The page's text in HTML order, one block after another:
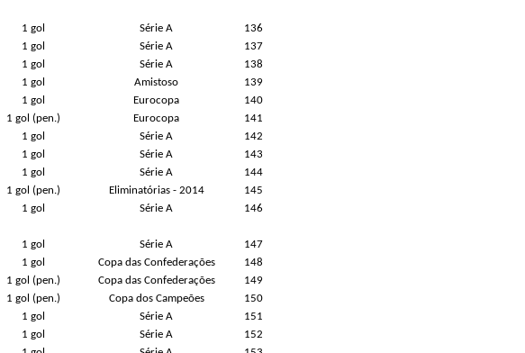
1 gol
1 gol
1 gol
1 gol
1 gol
1 gol (pen.)
1 gol
1 gol
1 gol
1 gol (pen.)
1 gol
1 gol
1 gol
1 gol (pen.)
1 gol (pen.)
1 gol
1 gol
Série A
Série A
Série A
Amistoso
Eurocopa
Eurocopa
Série A
Série A
Série A
Eliminatórias - 2014
Série A
Série A
Copa das Confederações
Copa das Confederações
Copa dos Campeões
Série A
Série A
136
137
138
139
140
141
142
143
144
145
146
147
148
149
150
151
152